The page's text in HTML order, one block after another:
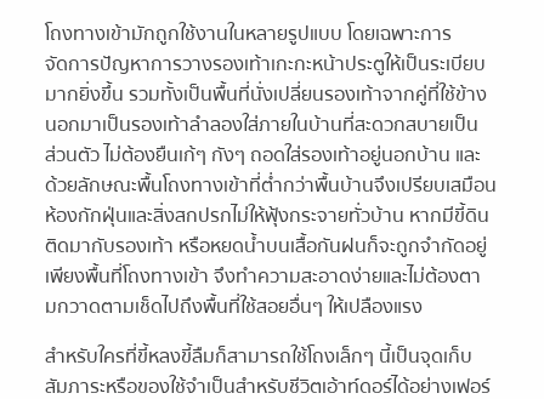
โถงทางเข้ามักถูกใช้งานในหลายรูปแบบ โดยเฉพาะการ
จัดการปัญหาการวางรองเท้าเกะกะหน้าประตูให้เป็นระเบียบ
มากยิ่งขึ้น รวมทั้งเป็นพื้นที่นั่งเปลี่ยนรองเท้าจากคู่ที่ใช้ข้าง
นอกมาเป็นรองเท้าลำลองใส่ภายในบ้านที่สะดวกสบายเป็น
ส่วนตัว ไม่ต้องยืนเก้ๆ กังๆ ถอดใส่รองเท้าอยู่นอกบ้าน และ
ด้วยลักษณะพื้นโถงทางเข้าที่ต่ำกว่าพื้นบ้านจึงเปรียบเสมือน
ห้องกักฝุ่นและสิ่งสกปรกไม่ให้ฟุ้งกระจายทั่วบ้าน หากมีขี้ดิน
ติดมากับรองเท้า หรือหยดน้ำบนเสื้อกันฝนก็จะถูกจำกัดอยู่
เพียงพื้นที่โถงทางเข้า จึงทำความสะอาดง่ายและไม่ต้องตา
มกวาดตามเช็ดไปถึงพื้นที่ใช้สอยอื่นๆ ให้เปลืองแรง
สำหรับใครที่ขี้หลงขี้ลืมก็สามารถใช้โถงเล็กๆ นี้เป็นจุดเก็บ
สัมภาระหรือของใช้จำเป็นสำหรับชีวิตเอ้าท์ดอร์ได้อย่างเฟอร์